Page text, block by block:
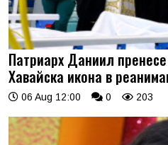
Патриарх Даниил
Хавайска икона в
06 Aug 12:00 0 203